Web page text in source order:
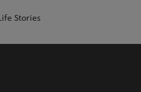
Stories